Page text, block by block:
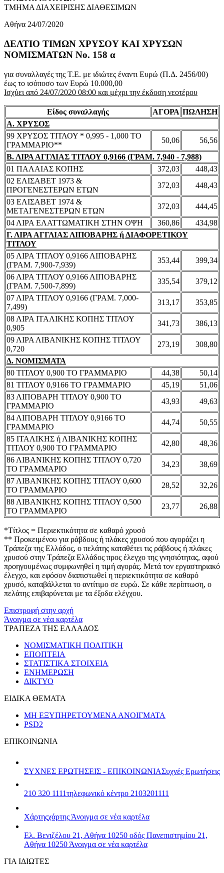
ΤΜΗΜΑ ΔΙΑΧΕΙΡΙΣΗΣ ΔΙΑΘΕΣΙΜΩΝ
Αθήνα 24/07/2020
ΔΕΛΤΙΟ ΤΙΜΩΝ ΧΡΥΣΟΥ ΚΑΙ ΧΡΥΣΩΝ
ΝΟΜΙΣΜΑΤΩΝ No. 158 α
για συναλλαγές της Τ.Ε. με ιδιώτες έναντι Ευρώ (Π.Δ. 2456/00)
έως το ισόποσο των Ευρώ 10.000,00
Ισχύει από 24/07/2020 08:00 και μέχρι την έκδοση νεοτέρου
Είδος συναλλαγής ΑΓΟΡΑ ΠΩΛΗΣΗ
Α. ΧΡΥΣΟΣ
99 ΧΡΥΣΟΣ ΤΙΤΛΟΥ * 0,995 - 1,000 ΤΟ
ΓΡΑΜΜΑΡΙΟ**
50,06
56,56
Β. ΛΙΡΑ ΑΓΓΛΙΑΣ ΤΙΤΛΟΥ 0,9166 (ΓΡΑΜ. 7,940 - 7,988)
01 ΠΑΛΑΙΑΣ ΚΟΠΗΣ
372,03
448,43
02 ΕΛΙΣΑΒΕΤ 1973 &
ΠΡΟΓΕΝΕΣΤΕΡΩΝ ΕΤΩΝ
372,03
448,43
03 ΕΛΙΣΑΒΕΤ 1974 &
ΜΕΤΑΓΕΝΕΣΤΕΡΩΝ ΕΤΩΝ
372,03
444,45
04 ΛΙΡΑ ΕΛΑΤΤΩΜΑΤΙΚΗ ΣΤΗΝ ΟΨΗ
360,86
434,98
Γ. ΛΙΡΑ ΑΓΓΛΙΑΣ ΛΙΠΟΒΑΡΗΣ ή ΔΙΑΦΟΡΕΤΙΚΟΥ
ΤΙΤΛΟΥ
05 ΛΙΡΑ ΤΙΤΛΟΥ 0,9166 ΛΙΠΟΒΑΡΗΣ
(ΓΡΑΜ. 7,900-7,939)
353,44
399,34
06 ΛΙΡΑ ΤΙΤΛΟΥ 0,9166 ΛΙΠΟΒΑΡΗΣ
(ΓΡΑΜ. 7,500-7,899)
335,54
379,12
07 ΛΙΡΑ ΤΙΤΛΟΥ 0,9166 (ΓΡΑΜ. 7,000-
7,499)
313,17
353,85
08 ΛΙΡΑ ΙΤΑΛΙΚΗΣ ΚΟΠΗΣ ΤΙΤΛΟΥ
0,905
341,73
386,13
09 ΛΙΡΑ ΛΙΒΑΝΙΚΗΣ ΚΟΠΗΣ ΤΙΤΛΟΥ
0,720
273,19
308,80
Δ. ΝΟΜΙΣΜΑΤΑ
80 ΤΙΤΛΟΥ 0,900 ΤΟ ΓΡΑΜΜΑΡΙΟ
44,38
50,14
81 ΤΙΤΛΟΥ 0,9166 ΤΟ ΓΡΑΜΜΑΡΙΟ
45,19
51,06
83 ΛΙΠΟΒΑΡΗ ΤΙΤΛΟΥ 0,900 ΤΟ
ΓΡΑΜΜΑΡΙΟ
43,93
49,63
84 ΛΙΠΟΒΑΡΗ ΤΙΤΛΟΥ 0,9166 ΤΟ
ΓΡΑΜΜΑΡΙΟ
44,74
50,55
85 ΙΤΑΛΙΚΗΣ ή ΛΙΒΑΝΙΚΗΣ ΚΟΠΗΣ
ΤΙΤΛΟΥ 0,900 ΤΟ ΓΡΑΜΜΑΡΙΟ
42,80
48,36
86 ΛΙΒΑΝΙΚΗΣ ΚΟΠΗΣ ΤΙΤΛΟΥ 0,720
ΤΟ ΓΡΑΜΜΑΡΙΟ
34,23
38,69
87 ΛΙΒΑΝΙΚΗΣ ΚΟΠΗΣ ΤΙΤΛΟΥ 0,600
ΤΟ ΓΡΑΜΜΑΡΙΟ
28,52
32,26
88 ΛΙΒΑΝΙΚΗΣ ΚΟΠΗΣ ΤΙΤΛΟΥ 0,500
ΤΟ ΓΡΑΜΜΑΡΙΟ
23,77 26,88
*Τίτλος = Περιεκτικότητα σε καθαρό χρυσό
** Προκειμένου για ράβδους ή πλάκες χρυσού που αγοράζει η
Τράπεζα της Ελλάδος, ο πελάτης καταθέτει τις ράβδους ή πλάκες
χρυσού στην Τράπεζα Ελλάδος προς έλεγχο της γνησιότητας, αφού
προηγουμένως συμφωνηθεί η τιμή αγοράς. Μετά τον εργαστηριακό
έλεγχο, και εφόσον διαπιστωθεί η περιεκτικότητα σε καθαρό
χρυσό, καταβάλλεται το αντίτιμο σε ευρώ. Σε κάθε περίπτωση, ο
πελάτης επιβαρύνεται με τα έξοδα ελέγχου.
Επιστροφή στην αρχή
Άνοιγμα σε νέα καρτέλα
ΤΡΑΠΕΖΑ ΤΗΣ ΕΛΛΑΔΟΣ
ΝΟΜΙΣΜΑΤΙΚΗ ΠΟΛΙΤΙΚΗ
ΕΠΟΠΤΕΙΑ
ΣΤΑΤΙΣΤΙΚΑ ΣΤΟΙΧΕΙΑ
ΕΝΗΜΕΡΩΣΗ
ΔΙΚΤΥΟ
ΕΙΔΙΚΑ ΘΕΜΑΤΑ
ΜΗ ΕΞΥΠΗΡΕΤΟΥΜΕΝΑ ΑΝΟΙΓΜΑΤΑ
PSD2
ΕΠΙΚΟΙΝΩΝΙΑ
ΣΥΧΝΕΣ ΕΡΩΤΗΣΕΙΣ - ΕΠΙΚΟΙΝΩΝΙΑΣυχνές Ερωτήσεις
210 320 1111τηλεφωνικό κέντρο 2103201111
Χάρτηςχάρτης Άνοιγμα σε νέα καρτέλα
Ελ. Βενιζέλου 21, Αθήνα 10250 οδός Πανεπιστημίου 21,
Αθήνα 10250 Άνοιγμα σε νέα καρτέλα
ΓΙΑ ΙΔΙΩΤΕΣ